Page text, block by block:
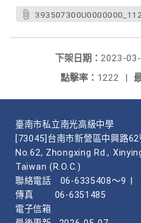
下架日期： 2023-
點擊率： 1222 |
臺南市私立南光高級中學
[73045]台南市新營區中興路62
No.62, Zhongxing Rd.,
Taiwan (R.O.C.)
聯絡電話
06-6335408～9
傳真
06-6351485
電子信箱